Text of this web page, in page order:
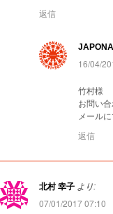
返信
16/04/
竹村様
お問い
メール
返信
北村 幸子 より:
07/01/2017 07:10